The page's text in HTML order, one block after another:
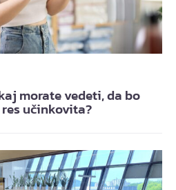
morate vedeti, da bo
učinkovita?